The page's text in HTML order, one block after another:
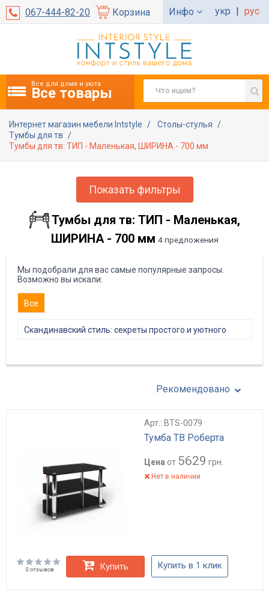
067-444-82-20 Корзина Инфо укр | рус
Все для дома и уюта
Все товары
Интернет магазин мебели Intstyle
Столы-стулья
Тумбы для тв
Тумбы для тв: ТИП - Маленькая, ШИРИНА - 700 мм
Показать фильтры
Тумбы для тв: ТИП - Маленькая,
ШИРИНА - 700 мм 4 предложения
Мы подобрали для вас самые популярные запросы.
Возможно вы искали:
Все
Скандинавский стиль: секреты простого и уютного
Рекомендовано
Арт.: BTS-0079
Тумба ТВ Роберта
Цена от 5629 грн.
Нет в наличии
0 отзывов Купить Купить в 1 клик